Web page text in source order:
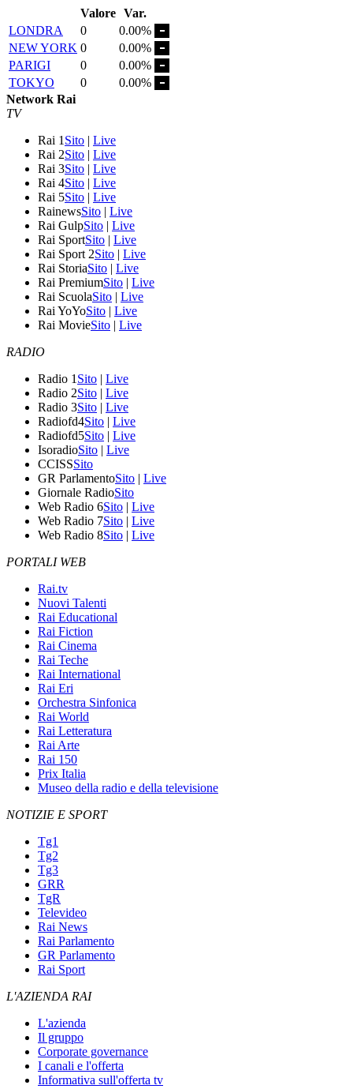
Valore Var.
LONDRA
0
0.00%
NEW YORK 0
0.00%
PARIGI
0
0.00%
TOKYO
0
0.00%
Network Rai
TV
Rai 1 Sito | Live
Rai 2Sito | Live
Rai 3Sito | Live
Rai 4Sito | Live
Rai 5Sito | Live
RainewsSito | Live
Rai GulpSito | Live
Rai SportSito | Live
Rai Sport 2Sito | Live
Rai StoriaSito | Live
Rai PremiumSito | Live
Rai ScuolaSito | Live
Rai YoYoSito | Live
Rai MovieSito | Live
RADIO
Radio 1 Sito | Live
Radio 2Sito | Live
Radio 3Sito | Live
Radiofd4Sito | Live
Radiofd5Sito | Live
IsoradioSito | Live
CCISSSito
GR ParlamentoSito | Live
Giornale RadioSito
Web Radio 6Sito | Live
Web Radio 7Sito | Live
Web Radio 8Sito | Live
PORTALI WEB
Rai.tv
Nuovi Talenti
Rai Educational
Rai Fiction
Rai Cinema
Rai Teche
Rai International
Rai Eri
Orchestra Sinfonica
Rai World
Rai Letteratura
Rai Arte
Rai 150
Prix Italia
Museo della radio e della televisione
NOTIZIE E SPORT
Tg1
Tg2
Tg3
GRR
TgR
Televideo
Rai News
Rai Parlamento
GR Parlamento
Rai Sport
L'AZIENDA RAI
L'azienda
Il gruppo
Corporate governance
I canali e l'offerta
Informativa sull'offerta tv